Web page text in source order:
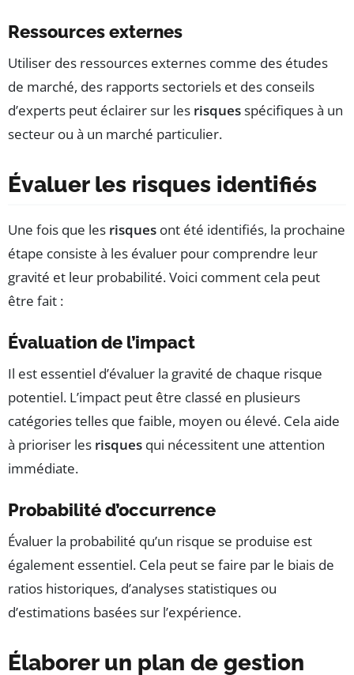
Ressources externes
Utiliser des ressources externes comme des études
de marché, des rapports sectoriels et des conseils
d’experts peut éclairer sur les risquesspécifiques à un
secteur ou à un marché particulier.
Évaluer les risques identifiés
Une fois que les risques ont été identifiés, la prochaine
étape consiste à les évaluer pour comprendre leur
gravité et leur probabilité. Voici comment cela peut
être fait :
Évaluation de l’impact
Il est essentiel d’évaluer la gravité de chaque risque
potentiel. L’impact peut être classé en plusieurs
catégories telles que faible, moyen ou élevé. Cela aide
à prioriser les risques qui nécessitent une attention
immédiate.
Probabilité d’occurrence
Évaluer la probabilité qu’un risque se produise est
également essentiel. Cela peut se faire par le biais de
ratios historiques, d’analyses statistiques ou
d’estimations basées sur l’expérience.
Élaborer un plan de gestion